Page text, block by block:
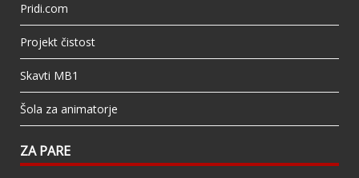
Pridi.com
Projekt čistost
Skavti MB1
Šola za animatorje
ZA PARE